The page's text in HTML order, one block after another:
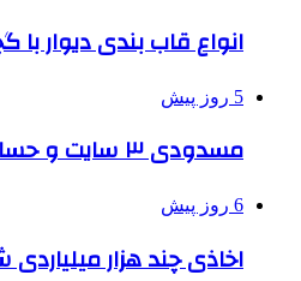
انواع قاب بندی دیوار
5 روز پیش
مسدودی ۳ سایت و حساب آژانس‌های متخلف فروش بلیت اربعین
6 روز پیش
اخاذی چند هزار